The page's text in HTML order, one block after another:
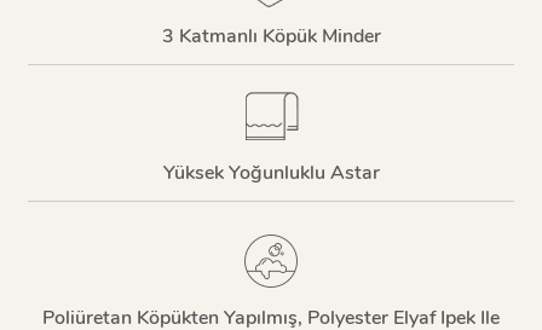
3 Katmanlı Köpük Minder
Yüksek Yoğunluklu Astar
Poliüretan Köpükten Yapılmış, Polyester Elyaf Ipek Ile